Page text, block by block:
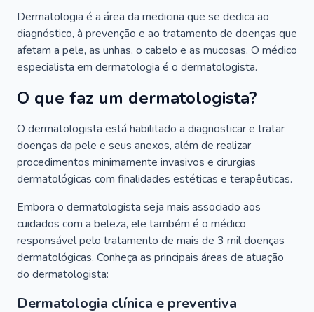
Dermatologia é a área da medicina que se dedica ao
diagnóstico, à prevenção e ao tratamento de doenças que
afetam a pele, as unhas, o cabelo e as mucosas. O médico
especialista em dermatologia é o dermatologista.
O que faz um dermatologista?
O dermatologista está habilitado a diagnosticar e tratar
doenças da pele e seus anexos, além de realizar
procedimentos minimamente invasivos e cirurgias
dermatológicas com finalidades estéticas e terapêuticas.
Embora o dermatologista seja mais associado aos
cuidados com a beleza, ele também é o médico
responsável pelo tratamento de mais de 3 mil doenças
dermatológicas. Conheça as principais áreas de atuação
do dermatologista:
Dermatologia clínica e preventiva